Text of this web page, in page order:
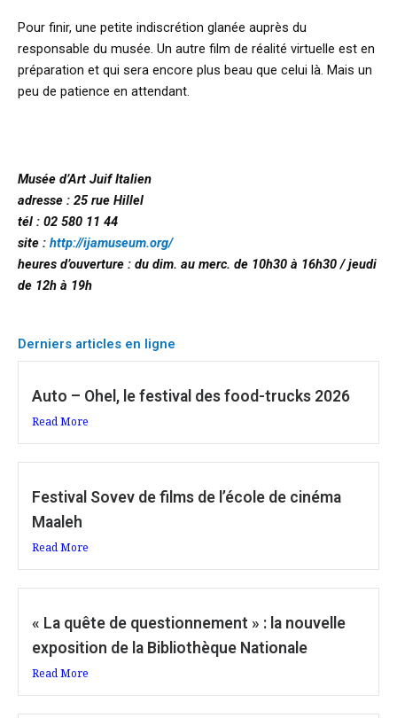
Pour finir, une petite indiscrétion glanée auprès du
responsable du musée. Un autre film de réalité virtuelle est en
préparation et qui sera encore plus beau que celui là. Mais un
peu de patience en attendant.
Musée d’Art Juif Italien
adresse : 25 rue Hillel
tél : 02 580 11 44
site : http://ijamuseum.org/
heures d’ouverture : du dim. au merc. de 10h30 à 16h30 / jeudi
de 12h à 19h
Derniers articles en ligne
Auto – Ohel, le festival des food-trucks 2026
Read More
Festival Sovev de films de l’école de cinéma
Maaleh
Read More
« La quête de questionnement » : la nouvelle
exposition de la Bibliothèque Nationale
Read More